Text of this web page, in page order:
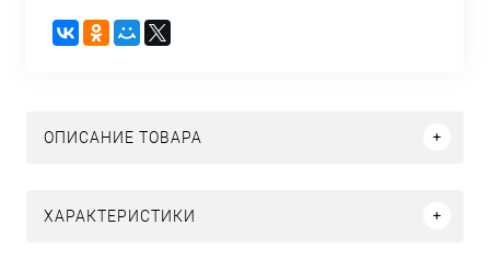
ОПИСАНИЕ ТОВАРА
ХАРАКТЕРИСТИКИ